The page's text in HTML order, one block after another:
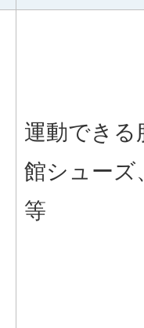
運動できる
館シューズ
等